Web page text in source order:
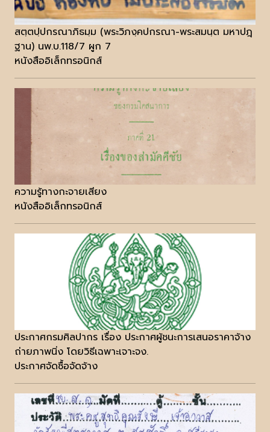
สตฺตปฺปกรณาภิธมฺม (พระวิภงฺคปกรณา-พระสมนฺต มหาปฎฺ
ฐาน) นพ.บ.118/7 ผูก 7
หนังสืออิเล็กทรอนิกส์
ความรู้ทางกะจายเสียง
หนังสืออิเล็กทรอนิกส์
ประกาศกรมศิลปากร เรื่อง ประกาศผู้ชนะการเสนอราคาจ้าง
ถ่ายภาพนิ่ง โดยวิธีเฉพาะเจาะจง.
ประกาศจัดซื้อจัดจ้าง